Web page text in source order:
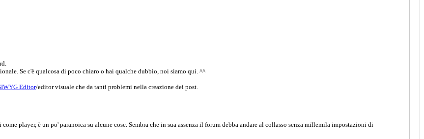
Se c'è qualcosa di poco chiaro o hai qualche dubbio, noi siamo qui. ^^
Editor/editor visuale che da tanti problemi nella creazione dei post.
player, è un po' paranoica su alcune cose. Sembra che in sua assenza il forum debba andare al collasso senza millemila impostazioni di